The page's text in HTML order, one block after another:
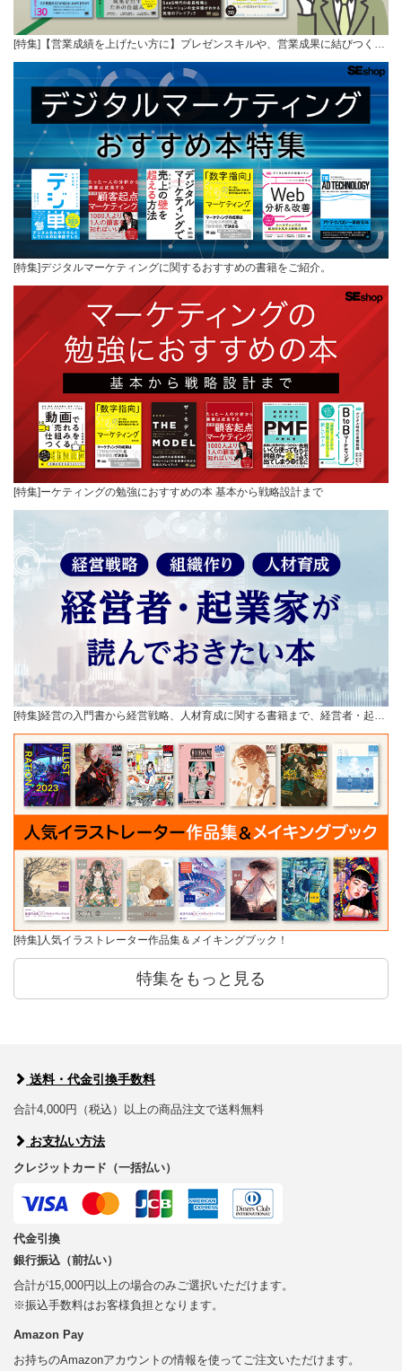
[特集]【営業成績を上げたい方に】プレゼンスキルや、営業成果に結びつく…
[特集]デジタルマーケティングに関するおすすめの書籍をご紹介。
[特集]ーケティングの勉強におすすめの本 基本から戦略設計まで
[特集]経営の入門書から経営戦略、人材育成に関する書籍まで、経営者・起…
[特集]人気イラストレーター作品集＆メイキングブック！
特集をもっと見る
送料・代金引換手数料
合計4,000円（税込）以上の商品注文で送料無料
お支払い方法
クレジットカード（一括払い）
代金引換
銀行振込（前払い）
合計が15,000円以上の場合のみご選択いただけます。
※振込手数料はお客様負担となります。
Amazon Pay
お持ちのAmazonアカウントの情報を使ってご注文いただけます。